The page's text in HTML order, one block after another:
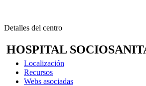
Detalles del centro
HOSPITAL
Localización
Recursos
Webs asociadas